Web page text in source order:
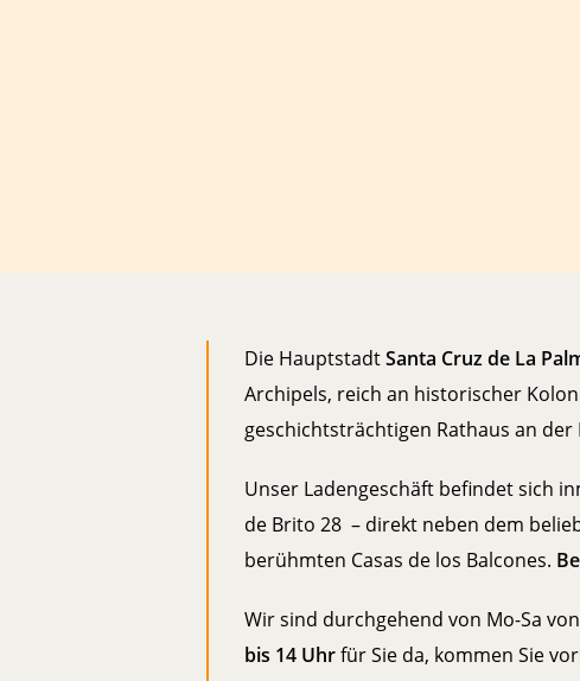
Die HauptstadtSanta Cruz de La
Archipels, reich an historischer
geschichtsträchtigen Rathaus an der
Unser Ladengeschäft befindet sich
de Brito 28 – direkt neben dem
berühmten Casas de los Balcones.
Wir sind durchgehend von Mo-Sa von
bis 14 Uhrfür Sie da, kommen Sie